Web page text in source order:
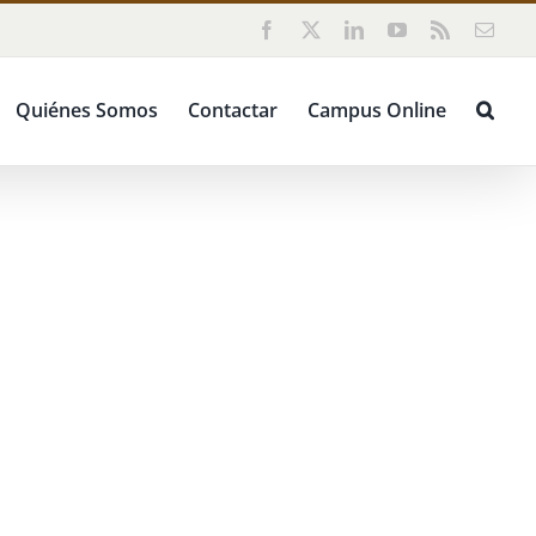
Facebook LinkedInYouTube
Rss
Quiénes Somos Contactar Campus Online